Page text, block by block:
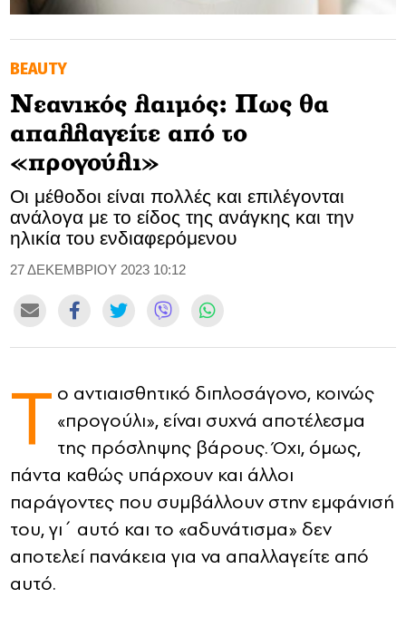
SOOZIE’S FRIENDS
CULTURE
TASTELAND
TECH
HEALTH
MEDIALAND
DRIVE
DIA Y NOCHE
CONTACT
ADVERTISE
BEAUTY
Νεανικός λαιμός: Πως θα
απαλλαγείτε από το
«προγούλι»
Οι μέθοδοι είναι πολλές και επιλέγονται
ανάλογα με το είδος της ανάγκης και την
ηλικία του ενδιαφερόμενου
27 ΔΕΚΕΜΒΡΙΟΥ 2023 10:12
Τ ο αντιαισθητικό διπλοσάγονο, κοινώς
«προγούλι», είναι συχνά αποτέλεσμα
της πρόσληψης βάρους. Όχι, όμως,
πάντα καθώς υπάρχουν και άλλοι
παράγοντες που συμβάλλουν στην εμφάνισή
του, γι΄ αυτό και το «αδυνάτισμα» δεν
αποτελεί πανάκεια για να απαλλαγείτε από
αυτό.